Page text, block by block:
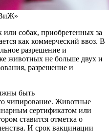
или собак, приобретенных за
как коммерческий ввоз. В
разрешение и
животных не больше двух и
разрешение и
быть
чипирование. Животные
сертификатом или
ставится отметка о
И срок вакцинации